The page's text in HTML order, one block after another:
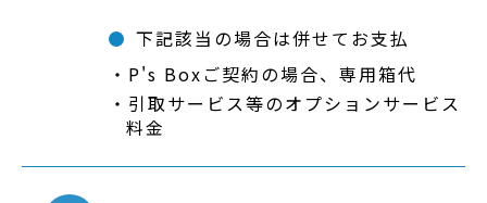
下記該当の場合は併せてお支払
P's Boxご契約の場合、専用箱代
引取サービス等のオプションサービス
料金